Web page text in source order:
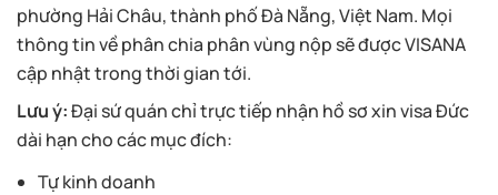
phường Hải Châu, thành phố Đà Nẵng, Việt Nam. Mọi
thông tin về phân chia phân vùng nộp sẽ được VISANA
cập nhật trong thời gian tới.
Lưu ý:Đại sứ quán chỉ trực tiếp nhận hồ sơ xin visa Đức
dài hạn cho các mục đích:
Tự kinh doanh